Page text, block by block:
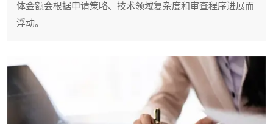
体金额会根据申请策略、技术领域复杂度和审查程序进展而
浮动。